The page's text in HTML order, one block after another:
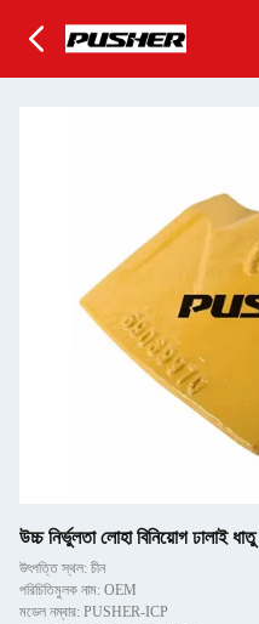
উচ্চ নির্ভুলতা লোহা বিনিয়োগ ঢালাই
উৎপত্তি স্থল: চীন
পরিচিতিমুলক নাম: OEM
মডেল নম্বার: PUSHER-ICP